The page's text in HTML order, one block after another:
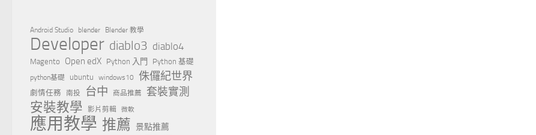
Android Studio blender Blender 教學
Developer diablo3 diablo4
Magento Open edX Python 入門 Python 基礎
python基礎 ubuntu windows10 侏儸紀世界
劇情任務 南投 台中 商品推薦 套裝實測
安裝教學 影片剪輯 微軟
應用教學 推薦 景點推薦